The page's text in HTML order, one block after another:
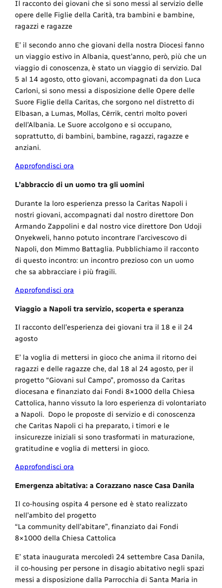
Il racconto dei giovani che si sono messi al servizio delle
opere delle Figlie della Carità, tra bambini e bambine,
ragazzi e ragazze
E’ il secondo anno che giovani della nostra Diocesi fanno
un viaggio estivo in Albania, quest’anno, però, più che un
viaggio di conoscenza, è stato un viaggio di servizio. Dal
5 al 14 agosto, otto giovani, accompagnati da don Luca
Carloni, si sono messi a disposizione delle Opere delle
Suore Figlie della Caritas, che sorgono nel distretto di
Elbasan, a Lumas, Mollas, Cërrik, centri molto poveri
dell’Albania. Le Suore accolgono e si occupano,
soprattutto, di bambini, bambine, ragazzi, ragazze e
anziani.
Approfondisci ora
L’abbraccio di un uomo tra gli uomini
Durante la loro esperienza presso la Caritas Napoli i
nostri giovani, accompagnati dal nostro direttore Don
Armando Zappolini e dal nostro vice direttore Don Udoji
Onyekweli, hanno potuto incontrare l’arcivescovo di
Napoli, don Mimmo Battaglia. Pubblichiamo il racconto
di questo incontro: un incontro prezioso con un uomo
che sa abbracciare i più fragili.
Approfondisci ora
Viaggio a Napoli tra servizio, scoperta e speranza
Il racconto dell’esperienza dei giovani tra il 18 e il 24
agosto
E’ la voglia di mettersi in gioco che anima il ritorno dei
ragazzi e delle ragazze che, dal 18 al 24 agosto, per il
progetto “Giovani sul Campo”, promosso da Caritas
diocesana e finanziato dai Fondi 8×1000 della Chiesa
Cattolica, hanno vissuto la loro esperienza di volontariato
a Napoli. Dopo le proposte di servizio e di conoscenza
che Caritas Napoli ci ha preparato, i timori e le
insicurezze iniziali si sono trasformati in maturazione,
gratitudine e voglia di mettersi in gioco.
Approfondisci ora
Emergenza abitativa: a Corazzano nasce Casa Danila
Il co-housing ospita 4 persone ed è stato realizzato
nell’ambito del progetto
“La community dell’abitare”, finanziato dai Fondi
8×1000 della Chiesa Cattolica
E’ stata inaugurata mercoledì 24 settembre Casa Danila,
il co-housing per persone in disagio abitativo negli spazi
messi a disposizione dalla Parrocchia di Santa Maria in